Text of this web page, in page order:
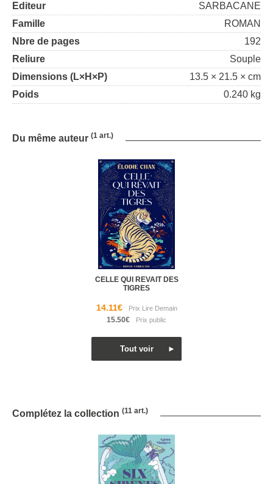
Editeur
SARBACANE
Famille
ROMAN
Nbre de pages
192
Reliure
Souple
Dimensions (L×H×P)
13.5 × 21.5 × cm
Poids
0.240 kg
Du même auteur (1 art.)
CELLE QUI REVAIT DES
TIGRES
14.11€
15.50€
Complétez la collection (11 art.)